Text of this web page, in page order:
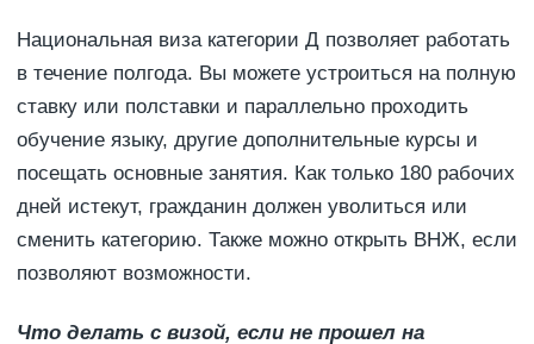
Национальная виза категории Д позволяет работать
в течение полгода. Вы можете устроиться на полную
ставку или полставки и параллельно проходить
обучение языку, другие дополнительные курсы и
посещать основные занятия. Как только 180 рабочих
дней истекут, гражданин должен уволиться или
сменить категорию. Также можно открыть ВНЖ, если
позволяют возможности.
Что делать с визой, если не прошел на